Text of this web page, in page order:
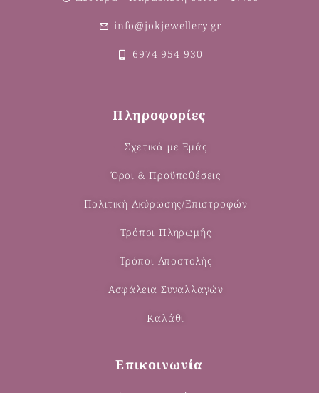
info@jokjewellery.gr
6974 954 930
Πληροφορίες
Σχετικά με Εμάς
Όροι & Προϋποθέσεις
Πολιτική Ακύρωσης/Επιστροφών
Τρόποι Πληρωμής
Τρόποι Αποστολής
Ασφάλεια Συναλλαγών
Καλάθι
Επικοινωνία